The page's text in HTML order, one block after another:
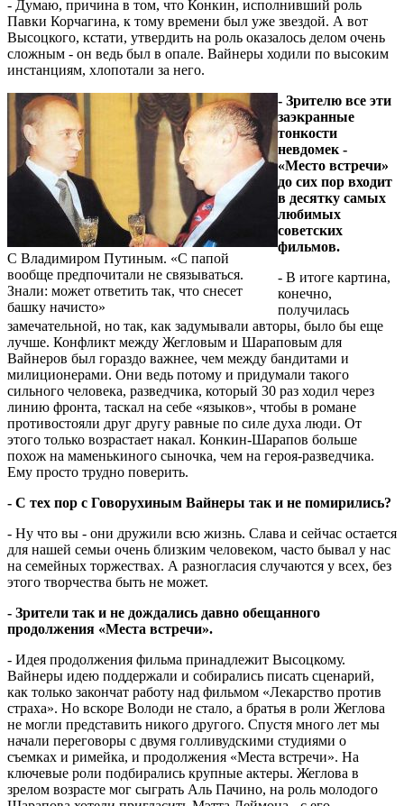
- Думаю, причина в том, что Конкин, исполнивший роль
Павки Корчагина, к тому времени был уже звездой. А вот
Высоцкого, кстати, утвердить на роль оказалось делом очень
сложным - он ведь был в опале. Вайнеры ходили по высоким
инстанциям, хлопотали за него.
С Владимиром Путиным. «С папой
вообще предпочитали не связываться.
Знали: может ответить так, что снесет
башку начисто»
- Зрителю все эти
заэкранные
тонкости
невдомек -
«Место встречи»
до сих пор входит
в десятку самых
любимых
советских
фильмов.
- В итоге картина,
конечно,
получилась
замечательной, но так, как задумывали авторы, было бы еще
лучше. Конфликт между Жегловым и Шараповым для
Вайнеров был гораздо важнее, чем между бандитами и
милиционерами. Они ведь потому и придумали такого
сильного человека, разведчика, который 30 раз ходил через
линию фронта, таскал на себе «языков», чтобы в романе
противостояли друг другу равные по силе духа люди. От
этого только возрастает накал. Конкин-Шарапов больше
похож на маменькиного сыночка, чем на героя-разведчика.
Ему просто трудно поверить.
- С тех пор с Говорухиным Вайнеры так и не помирились?
- Ну что вы - они дружили всю жизнь. Слава и сейчас остается
для нашей семьи очень близким человеком, часто бывал у нас
на семейных торжествах. А разногласия случаются у всех, без
этого творчества быть не может.
- Зрители так и не дождались давно обещанного
продолжения «Места встречи».
- Идея продолжения фильма принадлежит Высоцкому.
Вайнеры идею поддержали и собирались писать сценарий,
как только закончат работу над фильмом «Лекарство против
страха». Но вскоре Володи не стало, а братья в роли Жеглова
не могли представить никого другого. Спустя много лет мы
начали переговоры с двумя голливудскими студиями о
съемках и римейка, и продолжения «Места встречи». На
ключевые роли подбирались крупные актеры. Жеглова в
зрелом возрасте мог сыграть Аль Пачино, на роль молодого